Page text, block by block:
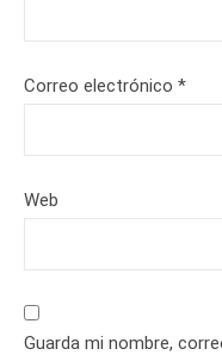
Correo electrónico *
Web
Guarda mi nombre,